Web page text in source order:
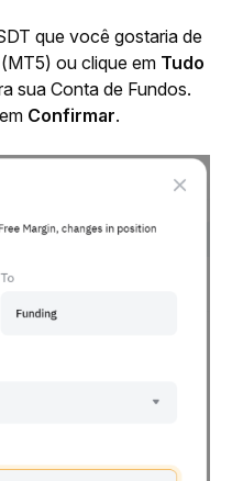
que você gostaria de
ou clique em Tudo
sua Conta de Fundos.
Confirmar.